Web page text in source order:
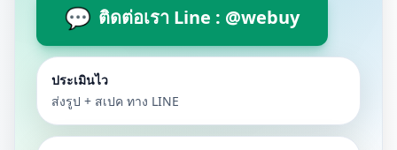
💬 ติดต่อเรา Line : @webuy
ประเมินไว
ส่งรูป + สเปค ทาง LINE